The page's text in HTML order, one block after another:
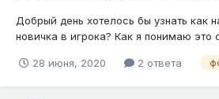
Добрый день хотелось бы узнать как
новичка в игрока? Как я понимаю это
шапку не могу поставить и реакцию
28 июня, 2020 2 ответа